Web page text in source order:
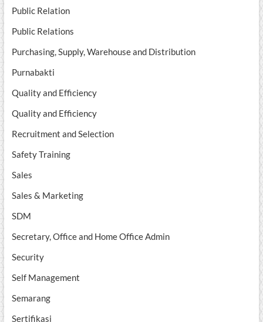
Public Relation
Public Relations
Purchasing, Supply, Warehouse and Distribution
Purnabakti
Quality and Efficiency
Quality and Efficiency
Recruitment and Selection
Safety Training
Sales
Sales & Marketing
SDM
Secretary, Office and Home Office Admin
Security
Self Management
Semarang
Sertifikasi